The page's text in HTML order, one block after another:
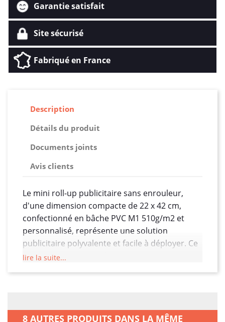
Garantie satisfait
Site sécurisé
Fabriqué en France
Description
Détails du produit
Documents joints
Avis clients
Le mini roll-up publicitaire sans enrouleur,
d'une dimension compacte de 22 x 42 cm,
confectionné en bâche PVC M1 510g/m2 et
personnalisé, représente une solution
publicitaire polyvalente et facile à déployer. Ce
petit support est idéal pour promouvoir une
restreints.
lire la suite...
8 AUTRES PRODUITS DANS LA MÊME